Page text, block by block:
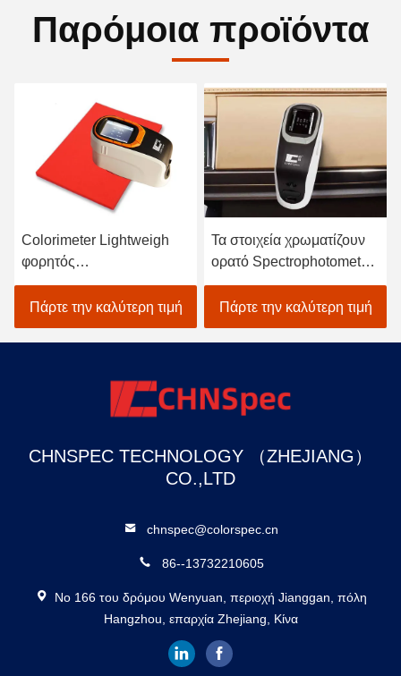
Παρόμοια προϊόντα
Colorimeter Lightweigh
φορητός
Spectrophotometer
ατομικός ανιχνευτής
χρωμάτων αυτοκινήτων
Πάρτε την καλύτερη τιμή
Τα στοιχεία χρωματίζουν
ορατό Spectrophotometer
για υφαντικό χρωματικής
προσαρμογής στο Μαύρο
Πάρτε την καλύτερη τιμή
CHNSPEC TECHNOLOGY （ZHEJIANG）
CO.,LTD
chnspec@colorspec.cn
86--13732210605
Νο 166 του δρόμου Wenyuan, περιοχή Jianggan, πόλη
Hangzhou, επαρχία Zhejiang, Κίνα